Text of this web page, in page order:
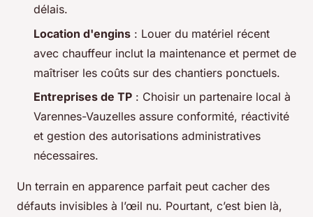
délais.
Location d'engins : Louer du matériel récent
avec chauffeur inclut la maintenance et permet de
maîtriser les coûts sur des chantiers ponctuels.
Entreprises de TP : Choisir un partenaire local à
Varennes-Vauzelles assure conformité, réactivité
et gestion des autorisations administratives
nécessaires.
Un terrain en apparence parfait peut cacher des
défauts invisibles à l’œil nu. Pourtant, c’est bien là,